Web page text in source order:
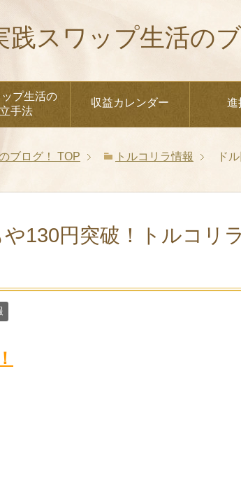
践スワップ生活のブ
プ生活の
手法
収益カレンダー 進
ブログ！ TOP トルコリラ情報 ド
や130円突破！トルコリ